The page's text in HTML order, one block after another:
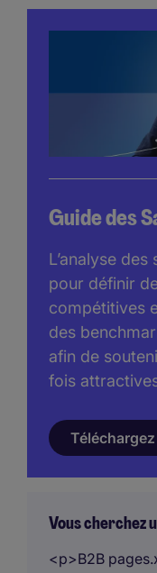
Guide des
L’analyse
pour définir
compétitives
des
afin de
fois
Vous cherchez
<p>B2B